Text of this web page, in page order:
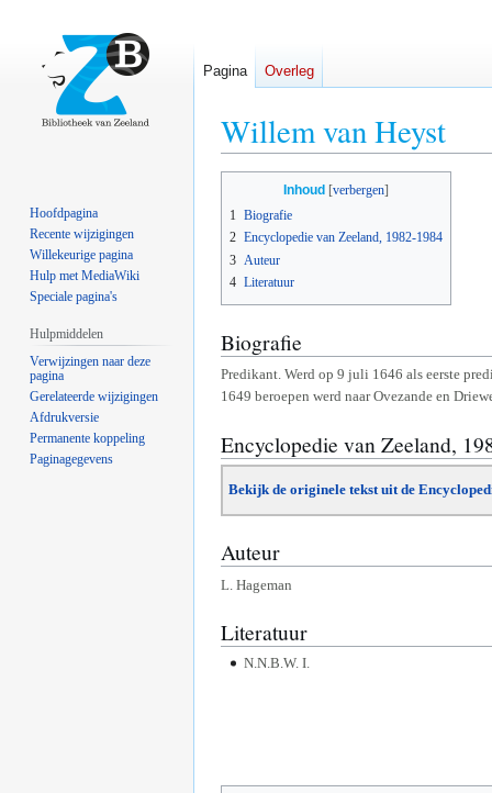
Willem van Heyst
navigatie
springen
zoeken
springen
Inhoud
1 Biografie
2 Encyclopedie van Zeeland, 1982-1984
3 Auteur
4 Literatuur
Biografie
Predikant. Werd op 9 juli 1646 als eerste
1649 beroepen werd naar Ovezande en
Encyclopedie van Zeeland,
Bekijk de originele tekst uit de
Auteur
L. Hageman
Literatuur
N.N.B.W. I.
Pagina Overleg
Hoofdpagina
Recente wijzigingen
Willekeurige pagina
Hulp met MediaWiki
Speciale pagina's
Hulpmiddelen
Verwijzingen naar deze
pagina
Gerelateerde wijzigingen
Afdrukversie
Permanente koppeling
Paginagegevens